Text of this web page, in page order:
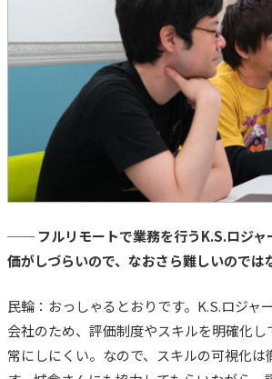
── フルリモートで業務を行うK.S.ロジャ
価がしづらいので、なおさら難しいのでは
民輪：おっしゃるとおりです。K.S.ロジャ
会社のため、評価制度やスキルを明確化
常にしにくい。なので、スキルの可視化は